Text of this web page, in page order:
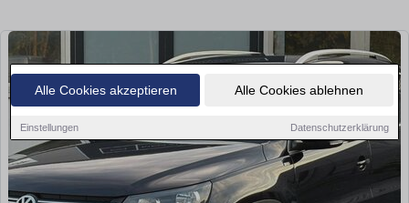
Alle Cookies akzeptieren Alle Cookies ablehnen
Einstellungen Datenschutzerklärung